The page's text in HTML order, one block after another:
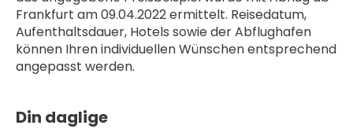
Frankfurt am 09.04.2022 ermittelt. Reisedatum,
Aufenthaltsdauer, Hotels sowie der Abflughafen
können Ihren individuellen Wünschen entsprechend
angepasst werden.
Din daglige